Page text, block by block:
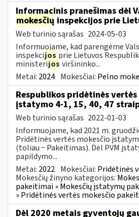
Informacinis pranešimas dėl
mokesčių inspekcijos prie
Web turinio sąrašas 2024-05-03
Informuojame, kad parengėme
inspekcijos prie Lietuvos
ministerijos viršininko...
Metai: 2024 Mokesčiai: Pelno
Respublikos pridėtinės vertės
įstatymo 4-1, 15, 40, 47
Web turinio sąrašas 2022-01-03
Informuojame, kad 2021 m.
Pridėtinės vertės mokesčio
(toliau − Pakeitimas). Dėl PVM
papildymo...
Metai: 2022 Mokesčiai: Pridėtinės
Mokesčių žinyno kategorijos:
pakeitimai » Mokesčių įstatymų
» Pridėtinės vertės mokesčio
Dėl 2020 metais gyventojų